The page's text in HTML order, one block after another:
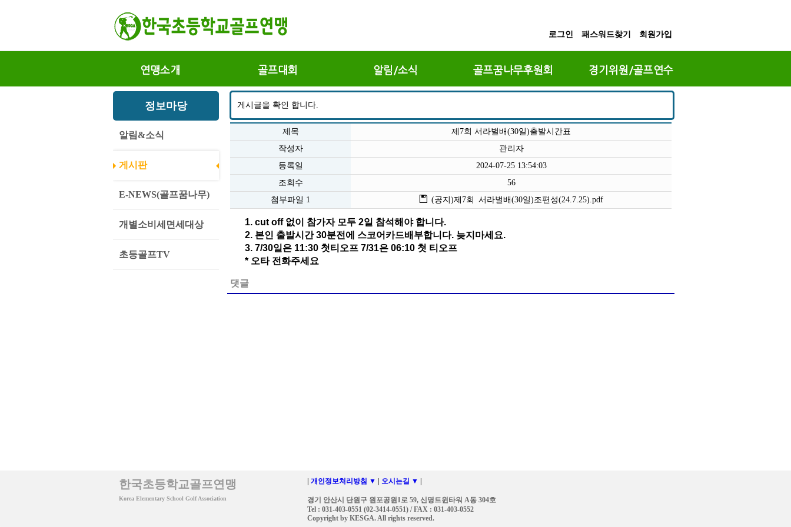
로그인 패스워드찾기 회원가입
연맹소개 골프대회 알림/소식 골프꿈나무후원회 경기위원/골프연수
정보마당
알림&소식
게시판
E-NEWS(골프꿈나무)
개별소비세면세대상
초등골프TV
게시글을 확인 합니다.
제목
제7회 서라벌배(30일)출발시간표
작성자
관리자
등록일
2024-07-25 13:54:03
조회수
56
첨부파일 1
(공지)제7회 서라벌배(30일)조편성(24.7.25).pdf
1. cut off 없이 참가자 모두 2일 참석해야 합니다.
2. 본인 출발시간 30분전에 스코어카드배부합니다. 늦지마세요.
3. 7/30일은 11:30 첫티오프 7/31은 06:10 첫 티오프
* 오타 전화주세요
댓글
한국초등학교골프연맹
Korea Elementary School Golf Association
개인정보처리방침 ▼ 오시는길 ▼
경기 안산시 단원구 원포공원1로 59, 신명트윈타워 A동 304호
Tel : 031-403-0551 (02-3414-0551) / FAX : 031-403-0552
Copyright by KESGA. All rights reserved.